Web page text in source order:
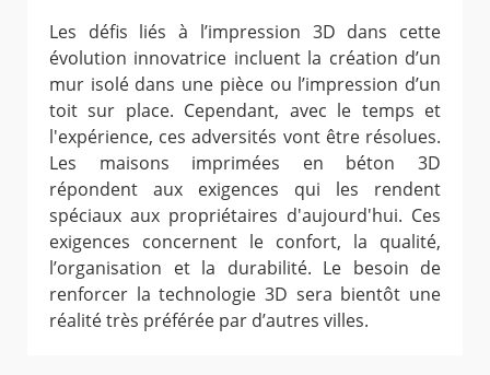
Les défis liés à l’impression 3D dans cette
évolution innovatrice incluent la création d’un
mur isolé dans une pièce ou l’impression d’un
toit sur place. Cependant, avec le temps et
l'expérience, ces adversités vont être résolues.
Les maisons imprimées en béton 3D
répondent aux exigences qui les rendent
spéciaux aux propriétaires d'aujourd'hui. Ces
exigences concernent le confort, la qualité,
l’organisation et la durabilité. Le besoin de
renforcer la technologie 3D sera bientôt une
réalité très préférée par d’autres villes.